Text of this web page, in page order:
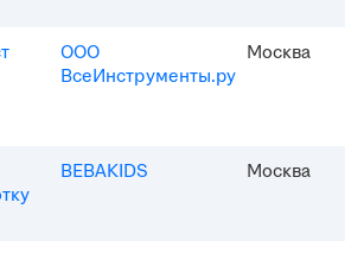
ООО
ВсеИнструменты.ру
Москва
BEBAKIDS Москва